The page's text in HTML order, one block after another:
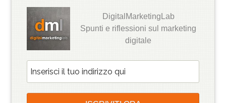
DigitalMarketingLab
Spunti e riflessioni sul marketing
digitale